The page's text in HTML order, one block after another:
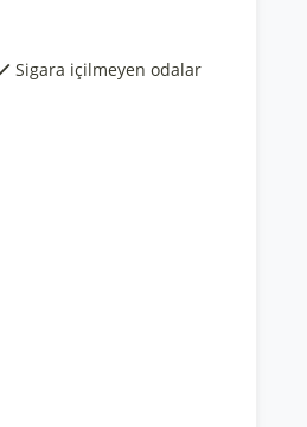
Sigara içilmeyen odalar